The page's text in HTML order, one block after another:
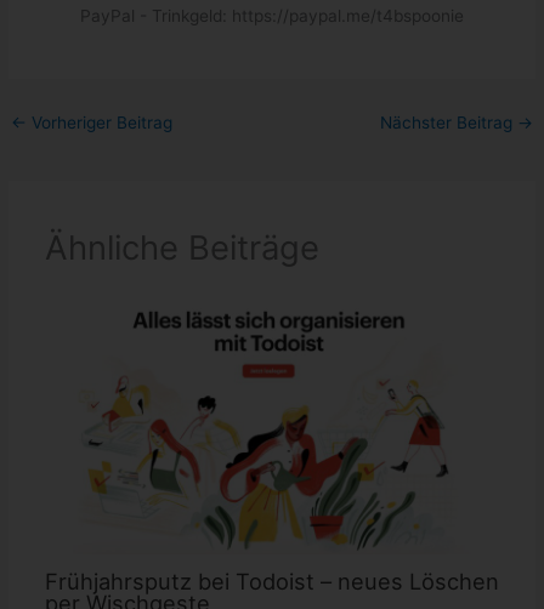
PayPal - Trinkgeld: https://paypal.me/t4bspoonie
← Vorheriger Beitrag Nächster Beitrag →
Ähnliche Beiträge
Frühjahrsputz bei Todoist – neues Löschen
per Wischgeste